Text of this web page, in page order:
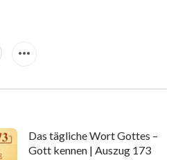
ganz zum Ende folgt,
unparteiisch und richte
gerechten Disposition,
Bedingungen für die
den Menschen stelle, von
sie von allen Menschen
dessen, wer sie sind. Es
Das tägliche Wort Gottes –
Gott kennen | Auszug 173